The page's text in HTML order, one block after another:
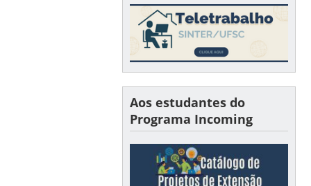
Aos estudantes do
Programa Incoming